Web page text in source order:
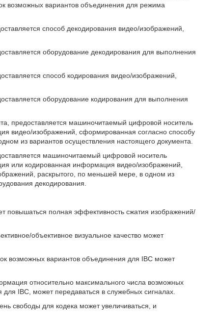
возможных вариантов объединения для режима
способ декодирования видео/изображений,
оборудование декодирования для выполнения
способ кодирования видео/изображений,
оборудование кодирования для выполнения
предоставляется машиночитаемый цифровой носитель
видео/изображений, сформированная согласно способу
из вариантов осуществления настоящего документа.
машиночитаемый цифровой носитель
или кодированная информация видео/изображений,
раскрытого, по меньшей мере, в одном из
декодирования.
повышаться полная эффективность сжатия изображений/
объективное визуальное качество может
возможных вариантов объединения для IBC может
относительно максимального числа возможных
IBC, может передаваться в служебных сигналах.
свободы для кодека может увеличиваться, и